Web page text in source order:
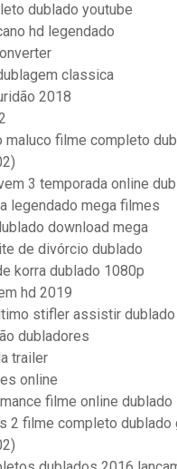
dublado youtube
hd legendado
classica
2018
maluco filme completo
3 temporada online
legendado mega filmes
download mega
de divórcio dublado
korra dublado 1080p
hd 2019
stifler assistir dublado
dubladores
trailer
online
filme online dublado
2 filme completo dublado